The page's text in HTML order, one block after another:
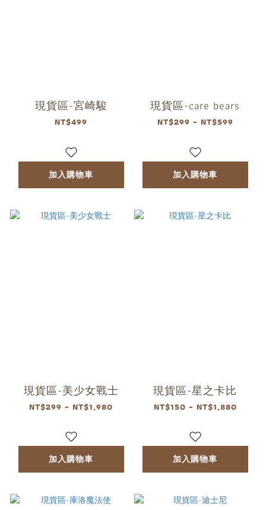
現貨區-宮崎駿
NT$499
加入購物車
現貨區-care bears
NT$299 ~ NT$599
加入購物車
現貨區-美少女戰士
NT$299 ~ NT$1,980
加入購物車
現貨區-星之卡比
NT$150 ~ NT$1,880
加入購物車